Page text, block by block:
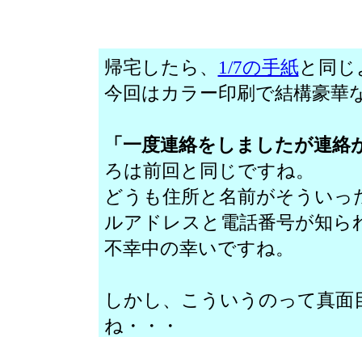
帰宅したら、 1/7の手紙と同じ
今回はカラー印刷で結構豪華
「一度連絡をしましたが連
ろは前回と同じですね。
どうも住所と名前がそうい
ルアドレスと電話番号が知ら
不幸中の幸いですね。
しかし、こういうのって真
ね・・・